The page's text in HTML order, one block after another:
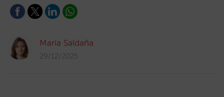
María Saldaña
29/12/2025